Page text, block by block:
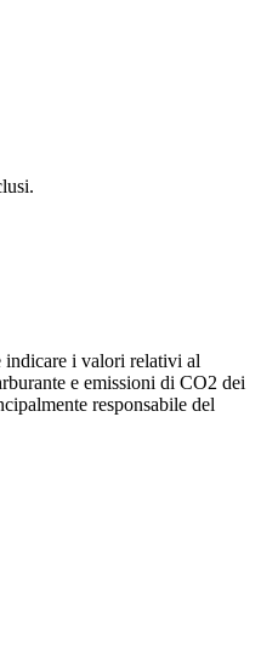
indicare i valori relativi al
e emissioni di CO2 dei
responsabile del